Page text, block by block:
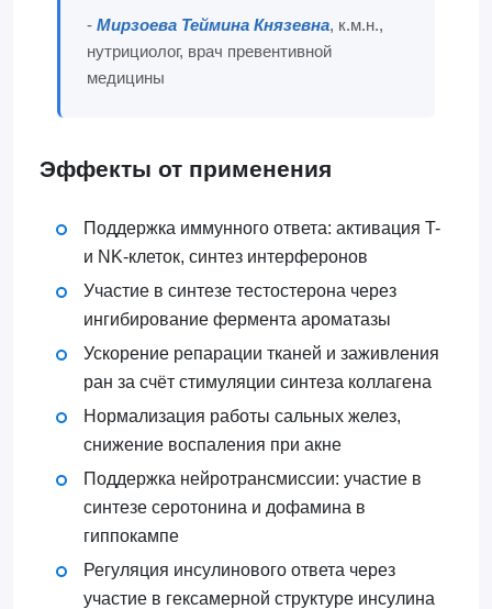
- Мирзоева Теймина Князевна, к.м.н.,
нутрициолог, врач превентивной
медицины
Эффекты от применения
Поддержка иммунного ответа: активация T-
и NK-клеток, синтез интерферонов
Участие в синтезе тестостерона через
ингибирование фермента ароматазы
Ускорение репарации тканей и заживления
ран за счёт стимуляции синтеза коллагена
Нормализация работы сальных желез,
снижение воспаления при акне
Поддержка нейротрансмиссии: участие в
синтезе серотонина и дофамина в
гиппокампе
Регуляция инсулинового ответа через
участие в гексамерной структуре инсулина